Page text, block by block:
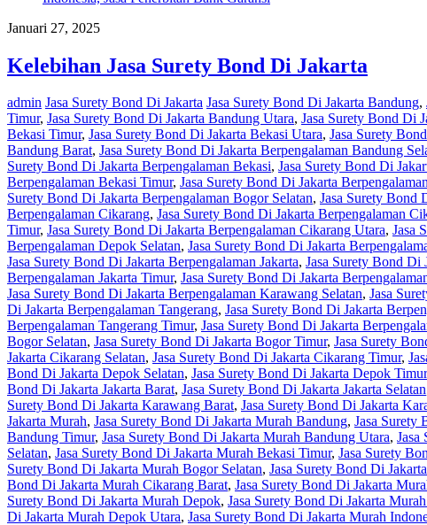
Januari 27, 2025
Kelebihan Jasa Surety Bond Di Jakarta
admin Jasa Surety Bond Di Jakarta Jasa Surety Bond Di Jakarta Bandung,
Timur, Jasa Surety Bond Di Jakarta Bandung Utara, Jasa Surety Bond Di
Bekasi Timur, Jasa Surety Bond Di Jakarta Bekasi Utara, Jasa Surety
Bandung Barat, Jasa Surety Bond Di Jakarta Berpengalaman Bandung
Surety Bond Di Jakarta Berpengalaman Bekasi, Jasa Surety Bond Di
Berpengalaman Bekasi Timur, Jasa Surety Bond Di Jakarta
Surety Bond Di Jakarta Berpengalaman Bogor Selatan, Jasa Surety Bond
Berpengalaman Cikarang, Jasa Surety Bond Di Jakarta Berpengalaman
Timur, Jasa Surety Bond Di Jakarta Berpengalaman Cikarang Utara, Jasa
Berpengalaman Depok Selatan, Jasa Surety Bond Di Jakarta
Jasa Surety Bond Di Jakarta Berpengalaman Jakarta, Jasa Surety Bond Di
Berpengalaman Jakarta Timur, Jasa Surety Bond Di Jakarta
Jasa Surety Bond Di Jakarta Berpengalaman Karawang Selatan, Jasa
Di Jakarta Berpengalaman Tangerang, Jasa Surety Bond Di Jakarta
Berpengalaman Tangerang Timur, Jasa Surety Bond Di Jakarta
Bogor Selatan, Jasa Surety Bond Di Jakarta Bogor Timur, Jasa Surety
Jakarta Cikarang Selatan, Jasa Surety Bond Di Jakarta Cikarang Timur,
Bond Di Jakarta Depok Selatan, Jasa Surety Bond Di Jakarta Depok Timur
Bond Di Jakarta Jakarta Barat, Jasa Surety Bond Di Jakarta Jakarta Selatan
Surety Bond Di Jakarta Karawang Barat, Jasa Surety Bond Di Jakarta
Jakarta Murah, Jasa Surety Bond Di Jakarta Murah Bandung, Jasa Surety
Bandung Timur, Jasa Surety Bond Di Jakarta Murah Bandung Utara, Jasa
Selatan, Jasa Surety Bond Di Jakarta Murah Bekasi Timur, Jasa Surety
Surety Bond Di Jakarta Murah Bogor Selatan, Jasa Surety Bond Di
Bond Di Jakarta Murah Cikarang Barat, Jasa Surety Bond Di Jakarta
Surety Bond Di Jakarta Murah Depok, Jasa Surety Bond Di Jakarta
Di Jakarta Murah Depok Utara, Jasa Surety Bond Di Jakarta Murah